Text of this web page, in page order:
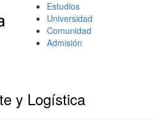
Estudios
Universidad
Comunidad
Admisión
y Logística